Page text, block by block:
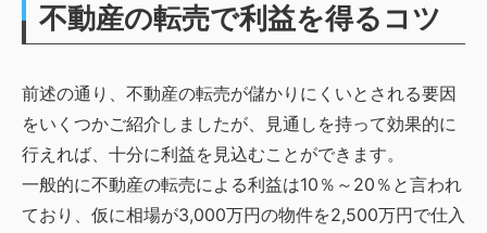
不動産の転売で利益を得るコツ
前述の通り、不動産の転売が儲かりにくいとされる要因
をいくつかご紹介しましたが、見通しを持って効果的に
行えれば、十分に利益を見込むことができます。
一般的に不動産の転売による利益は10％～20％と言われ
ており、仮に相場が3,000万円の物件を2,500万円で仕入